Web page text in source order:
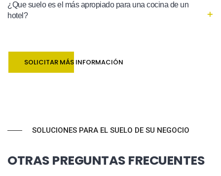
¿Que suelo es el más apropiado para una cocina de un
hotel?
SOLICITAR MÁS INFORMACIÓN
SOLUCIONES PARA EL SUELO DE SU NEGOCIO
OTRAS PREGUNTAS FRECUENTES